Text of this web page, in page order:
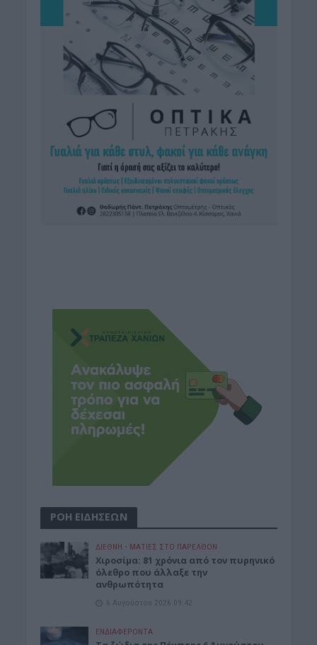
ΡΟΗ ΕΙΔΗΣΕΩΝ
ΔΙΕΘΝΗ • ΜΑΤΙΕΣ ΣΤΟ ΠΑΡΕΛΘΟΝ
Χιροσίμα: 81 χρόνια από τον πυρηνικό
όλεθρο που άλλαξε την
ανθρωπότητα
6 Αυγούστου 2026 09:42
ΕΝΔΙΑΦΕΡΟΝΤΑ